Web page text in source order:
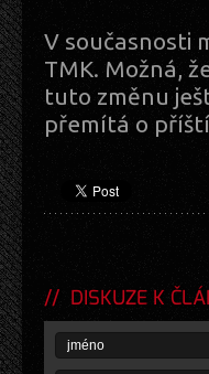
V současnosti
TMK. Možná,
tuto změnu
přemítá o
DISKUZE K